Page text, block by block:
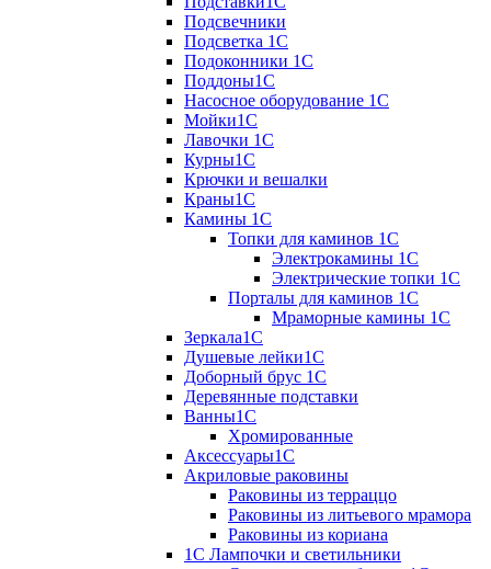
Подсвечники
Подсветка 1С
Подоконники 1С
Поддоны1С
Насосное оборудование 1С
Мойки1С
Лавочки 1С
Курны1С
Крючки и вешалки
Краны1С
Камины 1C
Топки для каминов 1C
Электрокамины 1С
Электрические топки 1C
Порталы для каминов 1С
Мраморные камины 1C
Зеркала1С
Душевые лейки1С
Доборный брус 1С
Деревянные подставки
Ванны1С
Хромированные
Аксессуары1С
Акриловые раковины
Раковины из терраццо
Раковины из литьевого мрамора
Раковины из кориана
1С Лампочки и светильники